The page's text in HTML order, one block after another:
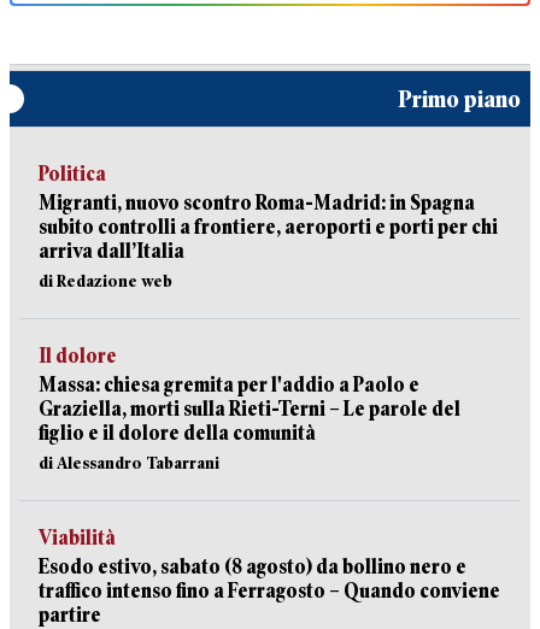
Primo piano
Politica
Migranti, nuovo scontro Roma-Madrid: in Spagna
subito controlli a frontiere, aeroporti e porti per chi
arriva dall’Italia
di Redazione web
Il dolore
Massa: chiesa gremita per l'addio a Paolo e
Graziella, morti sulla Rieti-Terni – Le parole del
figlio e il dolore della comunità
di Alessandro Tabarrani
Viabilità
Esodo estivo, sabato (8 agosto) da bollino nero e
traffico intenso fino a Ferragosto – Quando conviene
partire